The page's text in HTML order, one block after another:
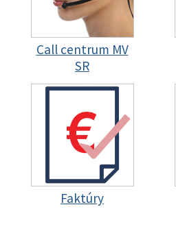
Call centrum MV
SR
Faktúry